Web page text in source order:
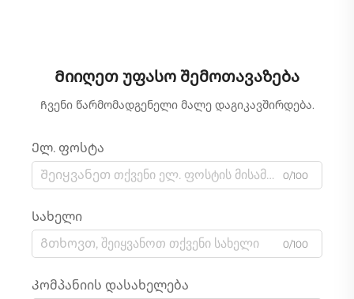
Მიიღეთ უფასო შემოთავაზება
Ჩვენი წარმომადგენელი მალე დაგიკავშირდება.
Ელ. ფოსტა
0/100
Სახელი
0/100
Კომპანიის დასახელება